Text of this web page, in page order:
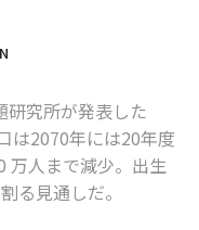
研究所が発表した
は2070年には20年度
万人まで減少。出生
る見通しだ。